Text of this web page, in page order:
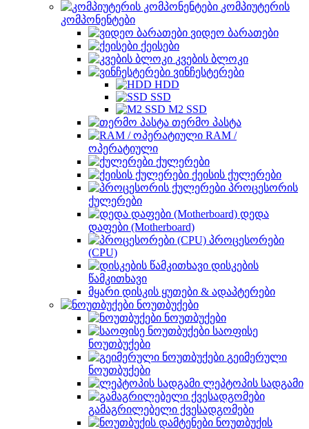
კომპიუტერის
კომპონენტები
ვიდეო ბარათები
ქეისები
კვების ბლოკი
ვინჩესტერები
HDD
SSD
M2 SSD
თერმო პასტა
RAM /
ოპერატიული
ქულერები
ქეისის ქულერები
პროცესორის
ქულერები
დედა
დაფები (Motherboard)
პროცესორები
(CPU)
დისკების
წამკითხავი
მყარი დისკის ყუთები & ადაპტერები
ნოუთბუქები
ნოუთბუქები
საოფისე
ნოუთბუქები
გეიმერული
ნოუთბუქები
ლეპტოპის სადგამი
გამაგრილებელი ქვესადგომები
ნოუთბუქის